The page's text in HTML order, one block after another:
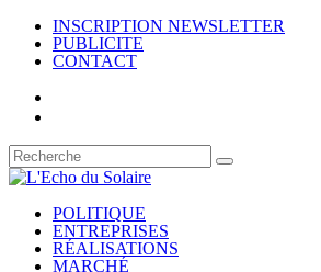
INSCRIPTION NEWSLETTER
PUBLICITE
CONTACT
POLITIQUE
ENTREPRISES
RÉALISATIONS
MARCHÉ